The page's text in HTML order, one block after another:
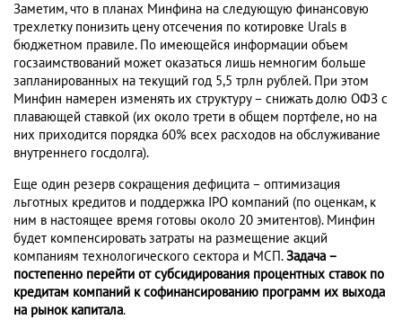
Заметим, что в планах Минфина на следующую финансовую
трехлетку понизить цену отсечения по котировке Urals в
бюджетном правиле. По имеющейся информации объем
госзаимствований может оказаться лишь немногим больше
запланированных на текущий год 5,5 трлн рублей. При этом
Минфин намерен изменять их структуру – снижать долю ОФЗ с
плавающей ставкой (их около трети в общем портфеле, но на
них приходится порядка 60% всех расходов на обслуживание
внутреннего госдолга).
Еще один резерв сокращения дефицита – оптимизация
льготных кредитов и поддержка IPO компаний (по оценкам, к
ним в настоящее время готовы около 20 эмитентов). Минфин
будет компенсировать затраты на размещение акций
компаниям технологического сектора и МСП.Задача –
постепенно перейти от субсидирования процентных ставок по
кредитам компаний к софинансированию программ их выхода
на рынок капитала.